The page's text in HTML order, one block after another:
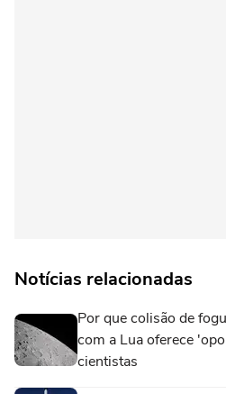
Notícias relacionadas
Por que colisão de
com a Lua oferece
cientistas